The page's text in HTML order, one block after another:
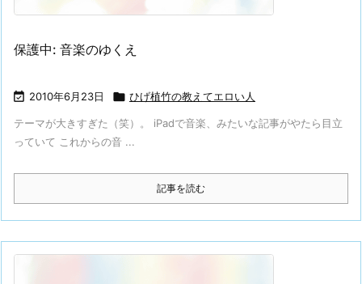
保護中: 音楽のゆくえ
 2010年6月23日  ひげ植竹の教えてエロい人
テーマが大きすぎた（笑）。 iPadで音楽、みたいな記事がやたら目立
っていて これからの音 ...
記事を読む